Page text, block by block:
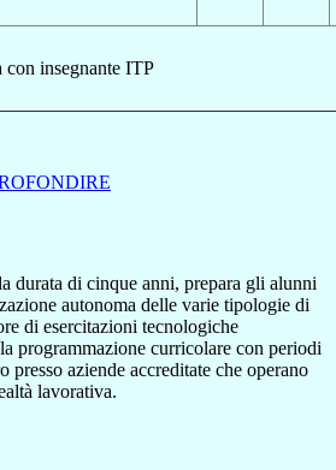
con insegnante ITP
durata di cinque anni, prepara gli alunni
autonoma delle varie tipologie di
di esercitazioni tecnologiche
programmazione curricolare con periodi
presso aziende accreditate che operano
lavorativa.